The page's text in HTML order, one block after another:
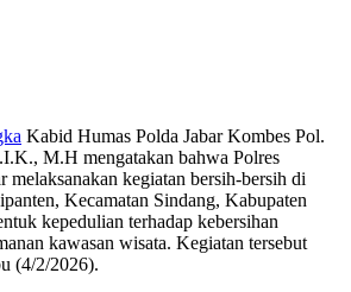
Kabid Humas Polda Jabar Kombes Pol.
M.H mengatakan bahwa Polres
melaksanakan kegiatan bersih-bersih di
Kecamatan Sindang, Kabupaten
kepedulian terhadap kebersihan
kawasan wisata. Kegiatan tersebut
(4/2/2026).